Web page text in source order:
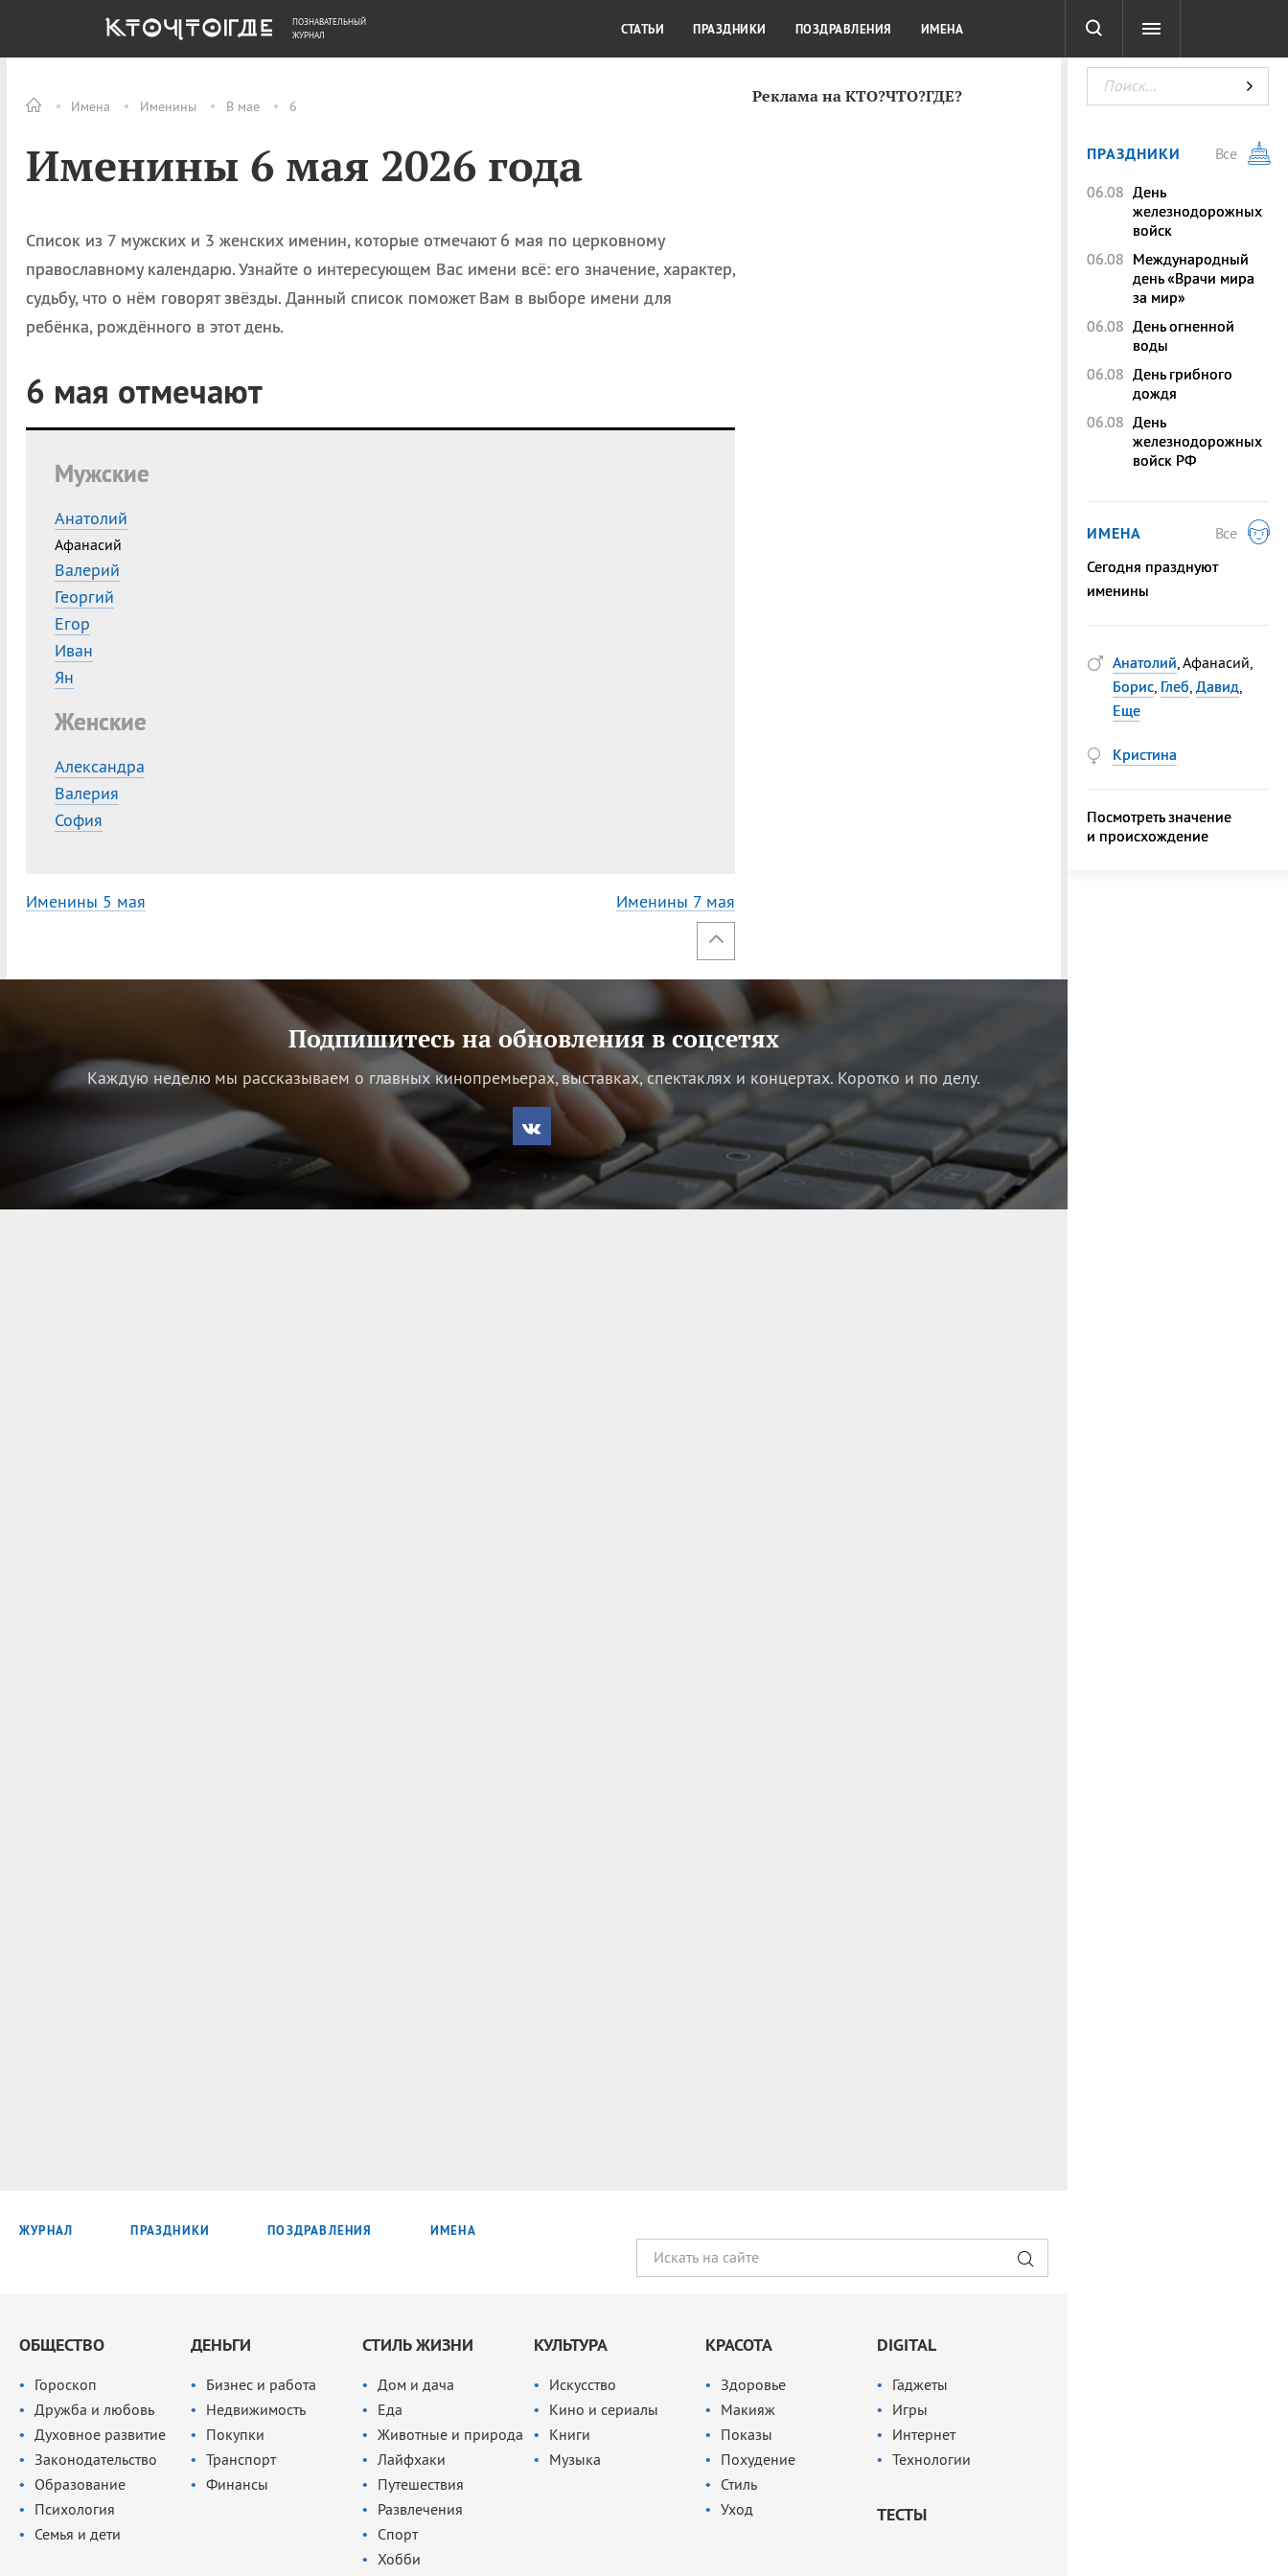
Имена Именины В мае 6
Именины 6 мая 2026 года
Список из 7 мужских и 3 женских именин, которые отмечают 6 мая по церковному
православному календарю. Узнайте о интересующем Вас имени всё: его значение, характер,
судьбу, что о нём говорят звёзды. Данный список поможет Вам в выборе имени для
ребёнка, рождённого в этот день.
6 мая отмечают
Мужские
Анатолий
Афанасий
Валерий
Георгий
Егор
Иван
Ян
Женские
Александра
Валерия
София
Именины 5 мая Именины 7 мая
Реклама на КТО?ЧТО?ГДЕ?
Подпишитесь на обновления в соцсетях
Каждую неделю мы рассказываем о главных кинопремьерах, выставках, спектаклях и концертах. Коротко и по делу.
ОБЩЕСТВО ДЕНЬГИ КУЛЬТУРА КРАСОТА ТЕСТЫ
ПОЗНАВАТЕЛЬНЫЙ
ЖУРНАЛ
СТАТЬИ ПРАЗДНИКИ ПОЗДРАВЛЕНИЯ ИМЕНА
ЖУРНАЛ ПРАЗДНИКИ ПОЗДРАВЛЕНИЯ ИМЕНА
ОБЩЕСТВО
Гороскоп
Дружба и любовь
Духовное развитие
Законодательство
Образование
Психология
Семья и дети
ДЕНЬГИ
Бизнес и работа
Недвижимость
Покупки
Транспорт
Финансы
СТИЛЬ ЖИЗНИ
Дом и дача
Еда
Животные и природа
Лайфхаки
Путешествия
Развлечения
Спорт
Хобби
КУЛЬТУРА
Искусство
Кино и сериалы
Книги
Музыка
КРАСОТА
Здоровье
Макияж
Показы
Похудение
Стиль
Уход
DIGITAL
Гаджеты
Игры
Интернет
Технологии
ТЕСТЫ
ПРАЗДНИКИ
Все
06.08 День
железнодорожных
войск
06.08 Международный
день «Врачи мира
за мир»
06.08 День огненной
воды
06.08 День грибного
дождя
06.08 День
железнодорожных
войск РФ
ИМЕНА
Все
Сегодня празднуют
именины
Анатолий, Афанасий,
Борис, Глеб, Давид,
Еще
Кристина
Посмотреть значение
и происхождение